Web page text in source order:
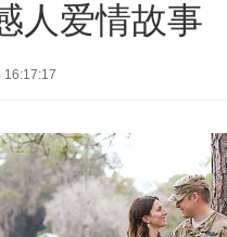
人爱情故事
16:17:17